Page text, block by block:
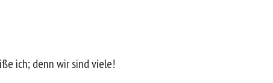
ich; denn wir sind viele!